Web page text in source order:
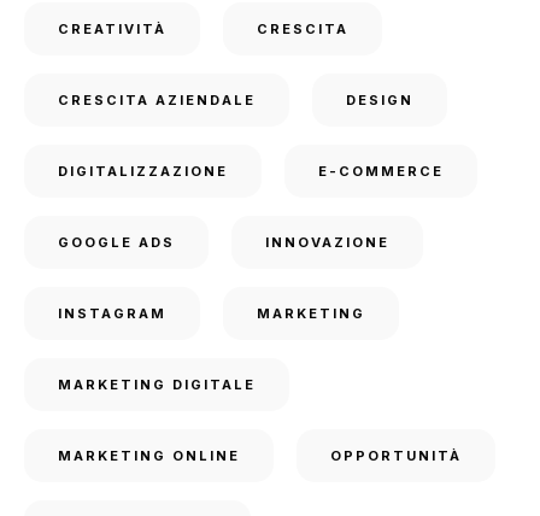
CREATIVITÀ CRESCITA
CRESCITA AZIENDALE DESIGN
DIGITALIZZAZIONE E-COMMERCE
GOOGLE ADS INNOVAZIONE
INSTAGRAM MARKETING
MARKETING DIGITALE
MARKETING ONLINE OPPORTUNITÀ